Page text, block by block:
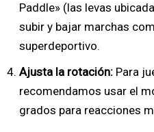
Paddle» (las levas
subir y bajar marchas
superdeportivo.
Ajusta la rotación: Para
recomendamos usar el
grados para reacciones